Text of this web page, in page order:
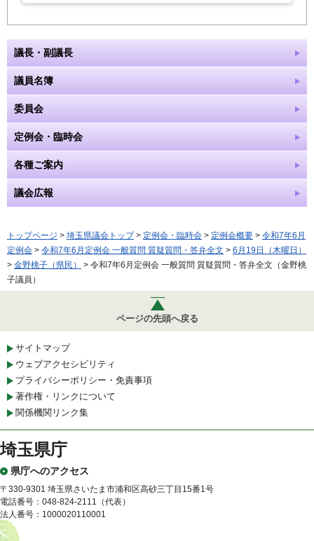
議長・副議長
議員名簿
委員会
定例会・臨時会
各種ご案内
議会広報
トップページ > 埼玉県議会トップ> 定例会・臨時会 > 定例会概要 > 令和7年6月
定例会 > 令和7年6月定例会 一般質問 質疑質問・答弁全文 > 6月19日（木曜日）
> 金野桃子（県民）
> 令和7年6月定例会 一般質問 質疑質問・答弁全文（金野桃
子議員）
ページの先頭へ戻る
サイトマップ
ウェブアクセシビリティ
プライバシーポリシー・免責事項
著作権・リンクについて
関係機関リンク集
埼玉県庁
県庁へのアクセス
〒330-9301 埼玉県さいたま市浦和区高砂三丁目15番1号
電話番号：048-824-2111（代表）
法人番号：1000020110001